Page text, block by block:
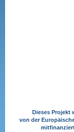
Dieses Projekt
von der